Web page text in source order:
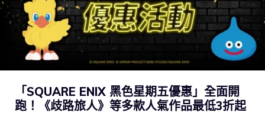
「SQUARE ENIX 黑色星期五優惠」全面開
跑！《歧路旅人》等多款人氣作品最低3折起